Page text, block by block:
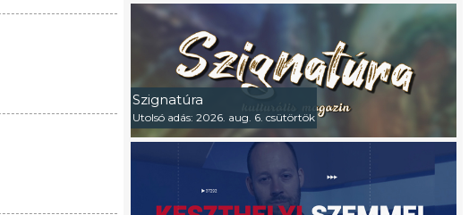
Szignatúra
Utolsó adás: 2026. aug. 6. csütörtök